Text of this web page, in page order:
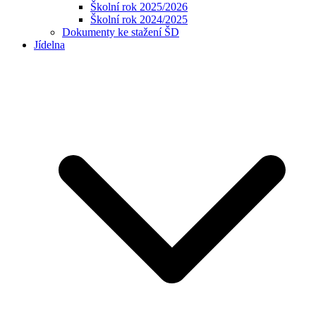
Školní rok 2025/2026
Školní rok 2024/2025
Dokumenty ke stažení ŠD
Jídelna